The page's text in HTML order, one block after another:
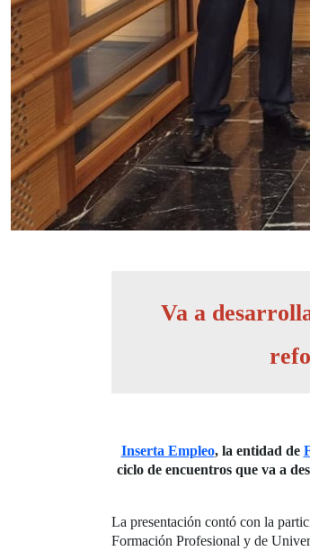
Va a
Inserta Empleo, la entidad de
ciclo de encuentros que va a
La presentación contó con la
Formación Profesional y de